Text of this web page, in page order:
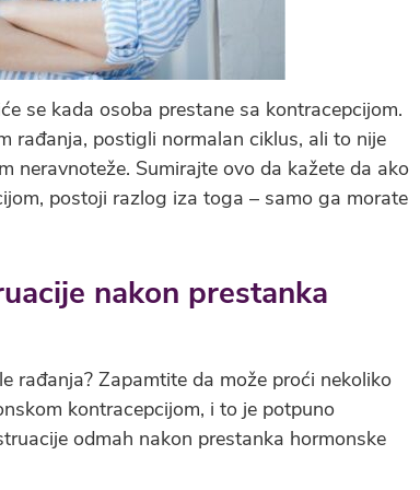
se kada osoba prestane sa kontracepcijom.
rađanja, postigli normalan ciklus, ali to nije
neravnoteže. Sumirajte ovo da kažete da ako
postoji razlog iza toga – samo ga morate
nakon prestanka
rađanja? Zapamtite da može proći nekoliko
kontracepcijom, i to je potpuno
odmah nakon prestanka hormonske